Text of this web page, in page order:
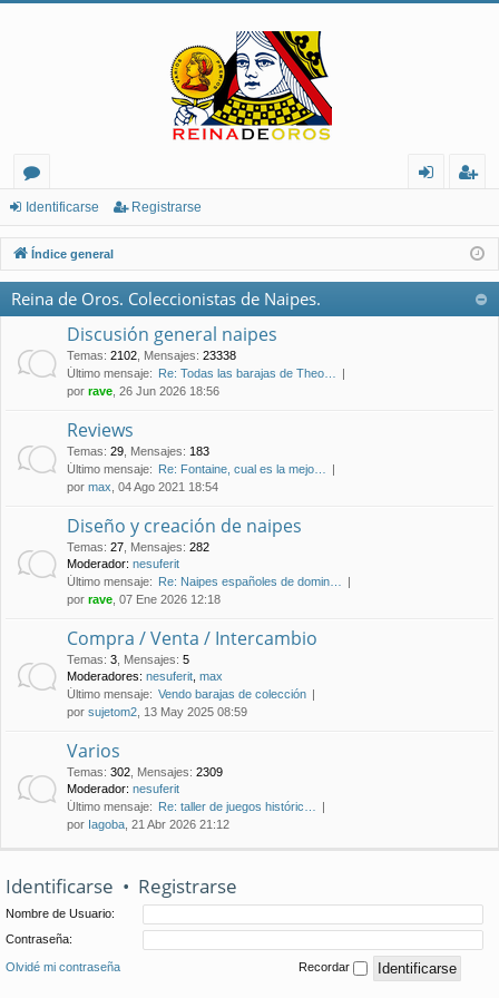
or
os
nt
ifi
ist
ra
Identificarse Registrarse
Índice general
Reina de Oros. Coleccionistas de Naipes.
Discusión general naipes
Temas: 2102 Mensajes: 23338
Último mensaje: Re: Todas las barajas de Theo…
por rave , 26 Jun 2026 18:56
Reviews
Temas: 29 Mensajes: 183
Último mensaje: Re: Fontaine, cual es la mejo…
por max , 04 Ago 2021 18:54
Diseño y creación de naipes
Temas: 27 Mensajes: 282
Moderador: nesuferit
Último mensaje: Re: Naipes españoles de domin…
por rave , 07 Ene 2026 12:18
Compra / Venta / Intercambio
Temas: 3 Mensajes: 5
Moderadores: nesuferit max
Último mensaje: Vendo barajas de colección
por sujetom2 , 13 May 2025 08:59
Varios
Temas: 302 Mensajes: 2309
Moderador: nesuferit
Último mensaje: Re: taller de juegos históric…
por Iagoba , 21 Abr 2026 21:12
Identificarse • Registrarse
Nombre de Usuario:
Contraseña:
Olvidé mi contraseña Recordar